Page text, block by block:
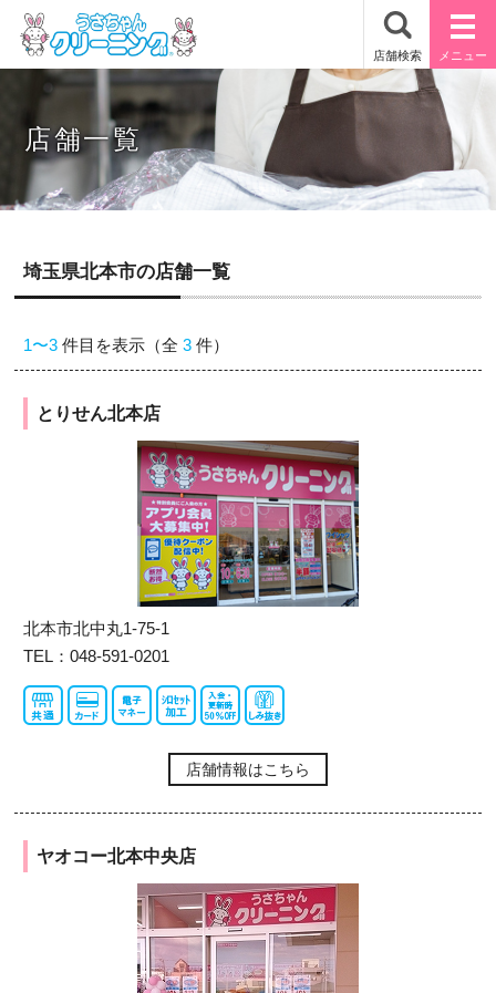
店舗一覧
埼玉県北本市の店舗一覧
1〜3 件目を表示（全3 件）
とりせん北本店
北本市北中丸1-75-1
TEL：048-591-0201
店舗情報はこちら
ヤオコー北本中央店